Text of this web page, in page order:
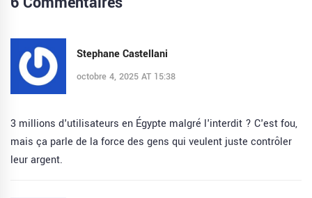
Stephane Castellani
octobre 4, 2025 AT 15:38
3 millions d'utilisateurs en Égypte malgré l'interdit ? C'est fou,
mais ça parle de la force des gens qui veulent juste contrôler
leur argent.